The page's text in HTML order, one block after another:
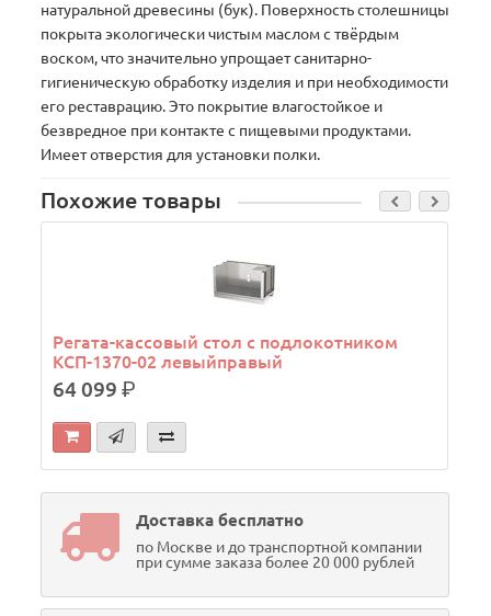
натуральной древесины (бук). Поверхность столешницы
покрыта экологически чистым маслом с твёрдым
воском, что значительно упрощает санитарно-
гигиеническую обработку изделия и при необходимости
его реставрацию. Это покрытие влагостойкое и
безвредное при контакте с пищевыми продуктами.
Имеет отверстия для установки полки.
Похожие товары
Регата-кассовый стол с подлокотником
КСП-1370-02 левыйправый
64 099р.
Доставка бесплатно
по Москве и до транспортной компании
при сумме заказа более 20 000 рублей